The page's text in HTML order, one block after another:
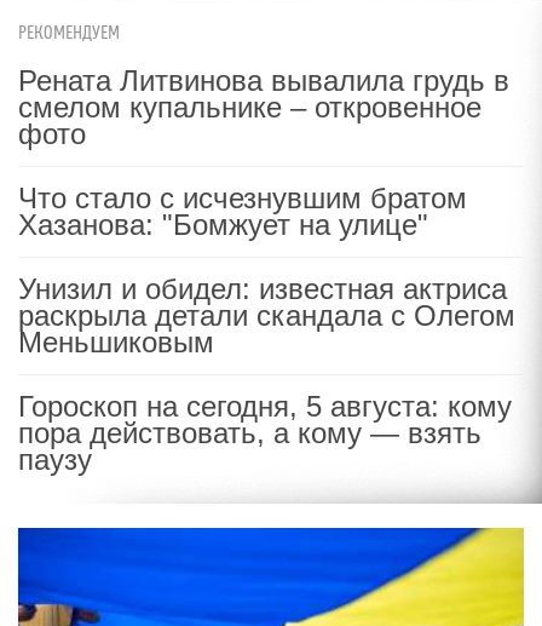
РЕКОМЕНДУЕМ
Рената Литвинова вывалила грудь в
смелом купальнике – откровенное
фото
Что стало с исчезнувшим братом
Хазанова: "Бомжует на улице"
Унизил и обидел: известная актриса
раскрыла детали скандала с Олегом
Меньшиковым
Гороскоп на сегодня, 5 августа: кому
пора действовать, а кому — взять
паузу